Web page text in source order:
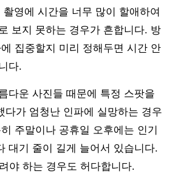
촬영에 시간을 너무 많이 할애하여
보지 못하는 경우가 흔합니다. 방
집중할지 미리 정해두면 시간 안
다.
다운 사진들 때문에 특정 스팟을
다가 엄청난 인파에 실망하는 경우
주말이나 공휴일 오후에는 인기
대기 줄이 길게 늘어서 있습니다.
야 하는 경우도 허다합니다.